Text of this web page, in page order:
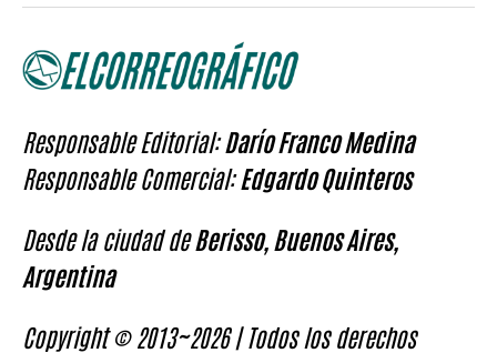
Responsable Editorial:Darío Franco Medina
Responsable Comercial:Edgardo Quinteros
Desde la ciudad deBerisso, Buenos Aires,
Argentina
Copyright © 2013~2026 | Todos los derechos